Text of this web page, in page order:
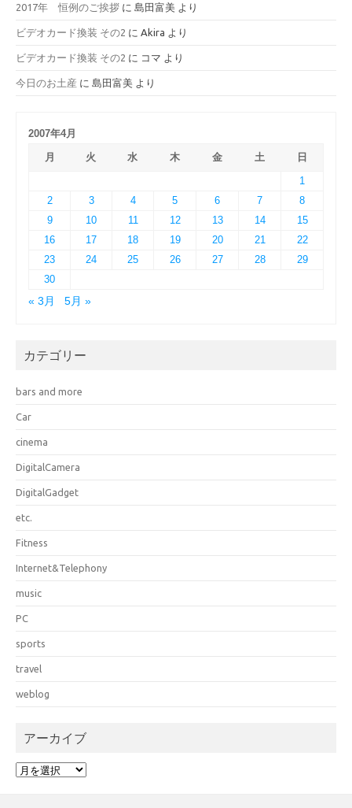
2017年 恒例のご挨拶 に 島田富美 より
ビデオカード換装 その2 に Akira より
ビデオカード換装 その2 に コマ より
今日のお土産 に 島田富美 より
2007年4月
月
火 水 木 金 土
日
1
2
3 4 5 6 7
8
9
10 11 12 13 14
15
16
17 18 19 20 21
22
23
24 25 26 27 28
29
30
« 3月
5月 »
カテゴリー
bars and more
Car
cinema
DigitalCamera
DigitalGadget
etc.
Fitness
Internet&Telephony
music
PC
sports
travel
weblog
アーカイブ
ア